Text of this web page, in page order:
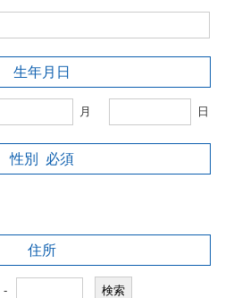
生年月日
月 日
性別 必須
住所
-